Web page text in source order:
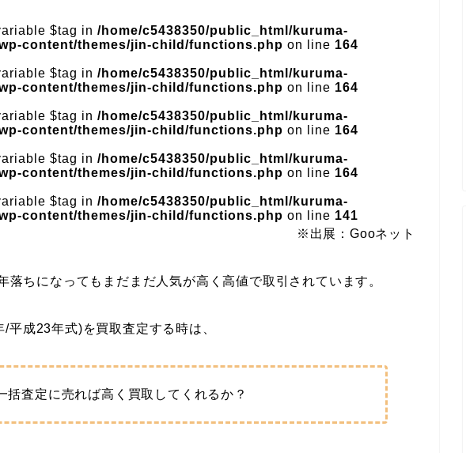
$tag in /home/c5438350/public_html/kuruma-
content/themes/jin-child/functions.php on line 164
$tag in /home/c5438350/public_html/kuruma-
content/themes/jin-child/functions.php on line 164
$tag in /home/c5438350/public_html/kuruma-
content/themes/jin-child/functions.php on line 164
$tag in /home/c5438350/public_html/kuruma-
content/themes/jin-child/functions.php on line 164
$tag in /home/c5438350/public_html/kuruma-
content/themes/jin-child/functions.php on line 141
※出展：Gooネット
落ちになってもまだまだ人気が高く高値で取引されています。
平成23年式)を買取査定する時は、
括査定に売れば高く買取してくれるか？